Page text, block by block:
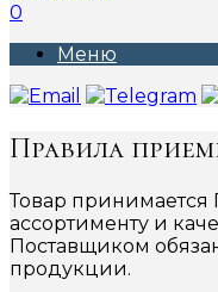
0
Меню
Правила
Товар принимается
ассортименту и
Поставщиком
продукции.